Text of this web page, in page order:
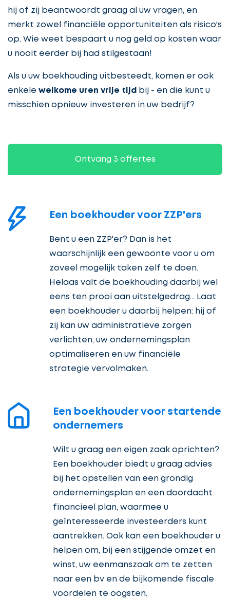
hij of zij beantwoordt graag al uw vragen, en
merkt zowel financiële opportuniteiten als risico's
op. Wie weet bespaart u nog geld op kosten waar
u nooit eerder bij had stilgestaan!
Als u uw boekhouding uitbesteedt, komen er ook
enkele welkome uren vrije tijd
bij - en die kunt u
misschien opnieuw investeren in uw bedrijf?
Ontvang 3 offertes
Een boekhouder voor ZZP'ers
Bent u een ZZP'er? Dan is het
waarschijnlijk een gewoonte voor u om
zoveel mogelijk taken zelf te doen.
Helaas valt de boekhouding daarbij wel
eens ten prooi aan uitstelgedrag... Laat
een boekhouder u daarbij helpen: hij of
zij kan uw administratieve zorgen
verlichten, uw ondernemingsplan
optimaliseren en uw financiële
strategie vervolmaken.
Een boekhouder voor startende
ondernemers
Wilt u graag een eigen zaak oprichten?
Een boekhouder biedt u graag advies
bij het opstellen van een grondig
ondernemingsplan en een doordacht
financieel plan, waarmee u
geïnteresseerde investeerders kunt
aantrekken. Ook kan een boekhouder u
helpen om, bij een stijgende omzet en
winst, uw eenmanszaak om te zetten
naar een bv en de bijkomende fiscale
voordelen te oogsten.